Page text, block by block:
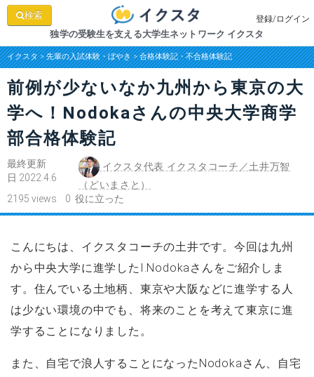
検索 登録/ログイン
独学の受験生を支える大学生ネットワーク イクスタ
イクスタ>先輩の入試体験・ぼやき>合格体験記・不合格体験記
前例が少ないなか九州から東京の大
学へ！Nodokaさんの中央大学商学
部合格体験記
最終更新
日 2022.4.6
イクスタ代表 イクスタコーチ／土井万智
（どいまさと）
2195 views 0 役に立った
こんにちは、イクスタコーチの土井です。今回は九州
から中央大学に進学したI.Nodokaさんをご紹介しま
す。住んでいる土地柄、東京や大阪などに進学する人
は少ない環境の中でも、将来のことを考えて東京に進
学することになりました。
また、自宅で浪人することになったNodokaさん、自宅